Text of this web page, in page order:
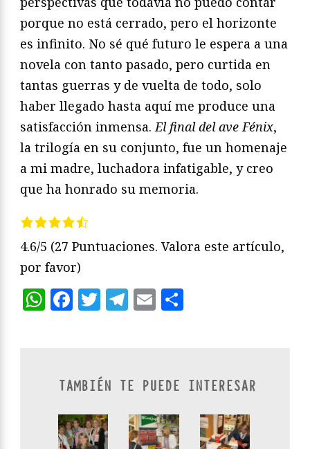
porque no está cerrado, pero el horizonte
es infinito. No sé qué futuro le espera a una
novela con tanto pasado, pero curtida en
tantas guerras y de vuelta de todo, solo
haber llegado hasta aquí me produce una
satisfacción inmensa.El final del ave Fénix,
la trilogía en su conjunto, fue un homenaje
a mi madre, luchadora infatigable, y creo
que ha honrado su memoria.
4.6/5 (27 Puntuaciones. Valora este artículo,
por favor)
WhatsApp
Facebook
Twitter
Telegram
Email
TAMBIÉN TE PUEDE INTERESAR